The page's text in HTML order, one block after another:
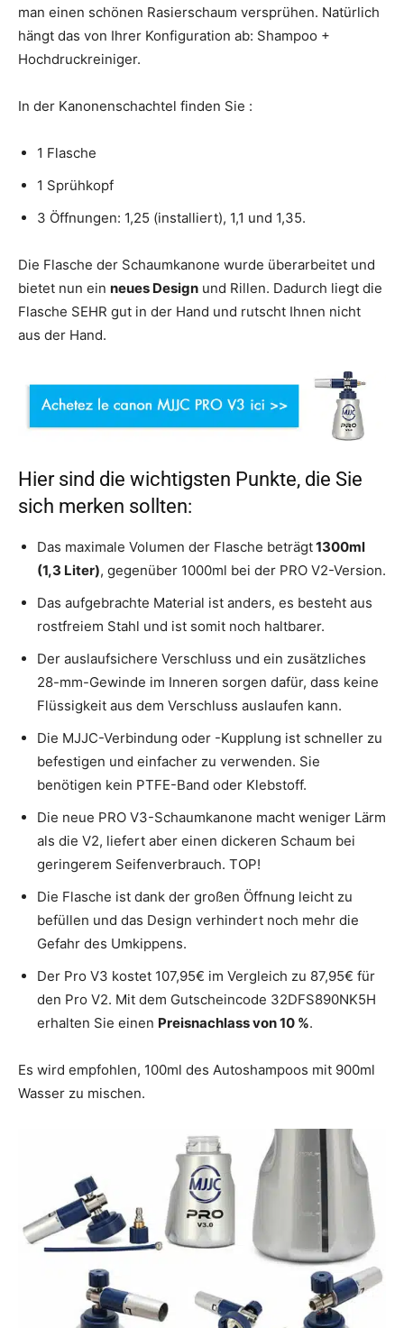
man einen schönen Rasierschaum versprühen. Natürlich
hängt das von Ihrer Konfiguration ab: Shampoo +
Hochdruckreiniger.
In der Kanonenschachtel finden Sie :
1 Flasche
1 Sprühkopf
3 Öffnungen: 1,25 (installiert), 1,1 und 1,35.
Die Flasche der Schaumkanone wurde überarbeitet und
bietet nun ein neues Design und Rillen. Dadurch liegt die
Flasche SEHR gut in der Hand und rutscht Ihnen nicht
aus der Hand.
Hier sind die wichtigsten Punkte, die Sie
sich merken sollten:
Das maximale Volumen der Flasche beträgt1300ml
(1,3 Liter), gegenüber 1000ml bei der PRO V2-Version.
Das aufgebrachte Material ist anders, es besteht aus
rostfreiem Stahl und ist somit noch haltbarer.
Der auslaufsichere Verschluss und ein zusätzliches
28-mm-Gewinde im Inneren sorgen dafür, dass keine
Flüssigkeit aus dem Verschluss auslaufen kann.
Die MJJC-Verbindung oder -Kupplung ist schneller zu
befestigen und einfacher zu verwenden. Sie
benötigen kein PTFE-Band oder Klebstoff.
Die neue PRO V3-Schaumkanone macht weniger Lärm
als die V2, liefert aber einen dickeren Schaum bei
geringerem Seifenverbrauch. TOP!
Die Flasche ist dank der großen Öffnung leicht zu
befüllen und das Design verhindert noch mehr die
Gefahr des Umkippens.
Der Pro V3 kostet 107,95€ im Vergleich zu 87,95€ für
den Pro V2. Mit dem Gutscheincode 32DFS890NK5H
erhalten Sie einen Preisnachlass von 10 %.
Es wird empfohlen, 100ml des Autoshampoos mit 900ml
Wasser zu mischen.